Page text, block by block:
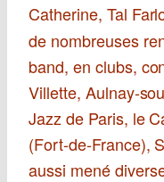
Catherine, Tal
de nombreuses
band, en clubs,
Villette, Aulnay-
Jazz de Paris, le
(Fort-de-France),
aussi mené